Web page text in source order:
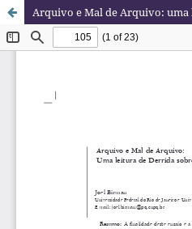
Arquivo e Mal de Arquivo: uma